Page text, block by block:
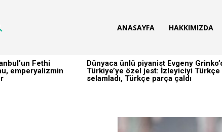
ANASAYFA HAKKIMIZDA
Fethi
emperyalizmin
Dünyaca ünlü piyanist Evgeny
Türkiye’ye özel jest: İzleyiciyi Türkçe
selamladı, Türkçe parça çaldı